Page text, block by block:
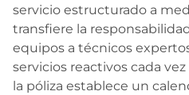
servicio estructurado a
transfiere la
equipos a técnicos
servicios reactivos cada
la póliza establece un